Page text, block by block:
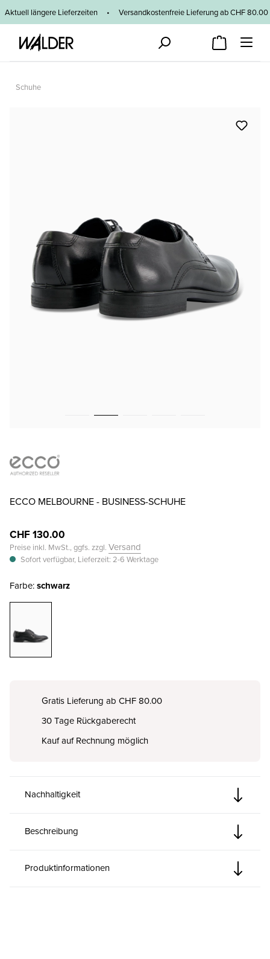
Zum Hauptinhalt springen
Aktuell längere Lieferzeiten • Versandkostenfreie Lieferung ab CHF
Schuhe
ECCO MELBOURNE - BUSINESS-SCHUHE
CHF 130.00
Preise inkl. MwSt., ggfs. zzgl. Versand
Sofort verfügbar, Lieferzeit: 2-6 Werktage
Farbe:schwarz
Gratis Lieferung ab CHF 80.00
30 Tage Rückgaberecht
Kauf auf Rechnung möglich
Nachhaltigkeit
Beschreibung
Produktinformationen